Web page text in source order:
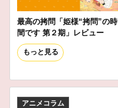
最高の拷問「姫様“拷問”の時
間です 第２期」レビュー
もっと見る
アニメコラム